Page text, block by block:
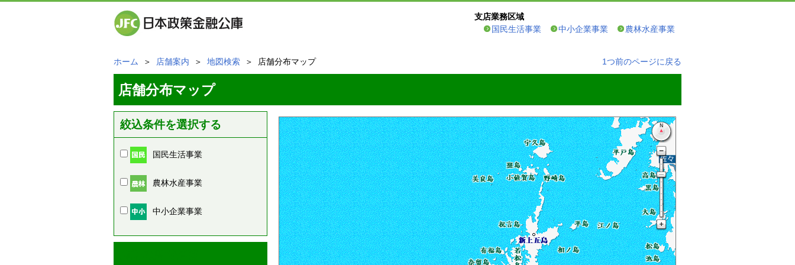
支店業務区域
国民生活事業
中小企業事業 農林水産事業
ホーム ＞ 店舗案内 ＞ 地図検索 ＞ 店舗分布マップ 1つ前のページに戻る
店舗分布マップ
絞込条件を選択する
国民生活事業
農林水産事業
中小企業事業